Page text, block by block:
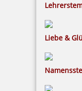
Liebe &
Jetzt gestalten
My Marky